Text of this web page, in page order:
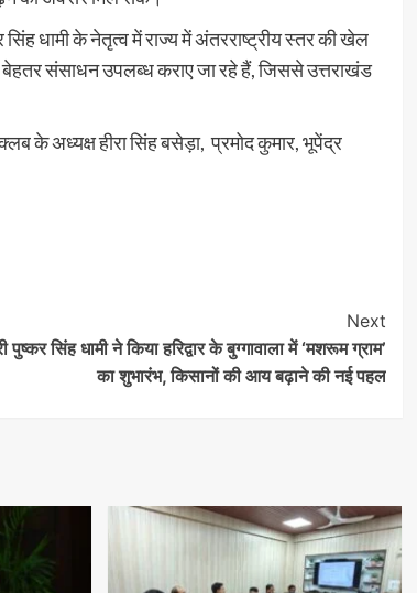
धामी के नेतृत्व में राज्य में अंतरराष्ट्रीय स्तर की खेल
बेहतर संसाधन उपलब्ध कराए जा रहे हैं, जिससे उत्तराखंड
अध्यक्ष हीरा सिंह बसेड़ा, प्रमोद कुमार, भूपेंद्र
Next
पुष्कर सिंह धामी ने किया हरिद्वार के बुग्गावाला में ‘मशरूम ग्राम’
का शुभारंभ, किसानों की आय बढ़ाने की नई पहल